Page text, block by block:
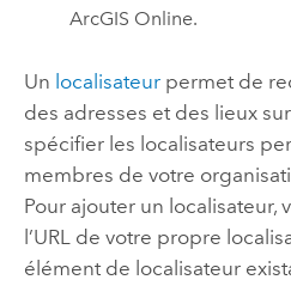
ArcGIS Online.
Un localisateurpermet de
des adresses et des lieux
spécifier les localisateurs
membres de votre
Pour ajouter un localisateur,
l’URL de votre propre
élément de localisateur